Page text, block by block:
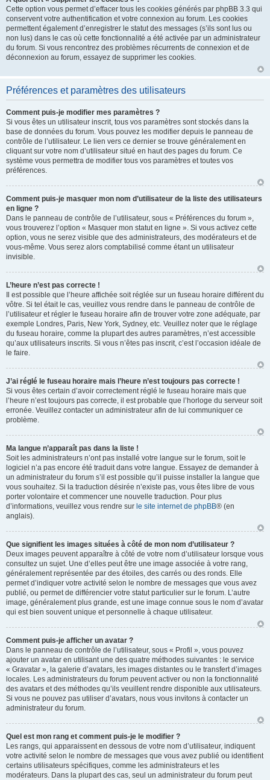
Cette option vous permet d’effacer tous les cookies générés par phpBB 3.3 qui
conservent votre authentification et votre connexion au forum. Les cookies
permettent également d’enregistrer le statut des messages (s’ils sont lus ou
non lus) dans le cas où cette fonctionnalité a été activée par un administrateur
du forum. Si vous rencontrez des problèmes récurrents de connexion et de
déconnexion au forum, essayez de supprimer les cookies.
Préférences et paramètres des utilisateurs
Comment puis-je modifier mes paramètres ?
Si vous êtes un utilisateur inscrit, tous vos paramètres sont stockés dans la
base de données du forum. Vous pouvez les modifier depuis le panneau de
contrôle de l’utilisateur. Le lien vers ce dernier se trouve généralement en
cliquant sur votre nom d’utilisateur situé en haut des pages du forum. Ce
système vous permettra de modifier tous vos paramètres et toutes vos
préférences.
Comment puis-je masquer mon nom d’utilisateur de la liste des utilisateurs
en ligne ?
Dans le panneau de contrôle de l’utilisateur, sous « Préférences du forum »,
vous trouverez l’option « Masquer mon statut en ligne ». Si vous activez cette
option, vous ne serez visible que des administrateurs, des modérateurs et de
vous-même. Vous serez alors comptabilisé comme étant un utilisateur
invisible.
L’heure n’est pas correcte !
Il est possible que l’heure affichée soit réglée sur un fuseau horaire différent du
vôtre. Si tel était le cas, veuillez vous rendre dans le panneau de contrôle de
l’utilisateur et régler le fuseau horaire afin de trouver votre zone adéquate, par
exemple Londres, Paris, New York, Sydney, etc. Veuillez noter que le réglage
du fuseau horaire, comme la plupart des autres paramètres, n’est accessible
qu’aux utilisateurs inscrits. Si vous n’êtes pas inscrit, c’est l’occasion idéale de
le faire.
J’ai réglé le fuseau horaire mais l’heure n’est toujours pas correcte !
Si vous êtes certain d’avoir correctement réglé le fuseau horaire mais que
l’heure n’est toujours pas correcte, il est probable que l’horloge du serveur soit
erronée. Veuillez contacter un administrateur afin de lui communiquer ce
problème.
Ma langue n’apparaît pas dans la liste !
Soit les administrateurs n’ont pas installé votre langue sur le forum, soit le
logiciel n’a pas encore été traduit dans votre langue. Essayez de demander à
un administrateur du forum s’il est possible qu’il puisse installer la langue que
vous souhaitez. Si la traduction désirée n’existe pas, vous êtes libre de vous
porter volontaire et commencer une nouvelle traduction. Pour plus
d’informations, veuillez vous rendre sur le site internet de phpBB® (en
anglais).
Que signifient les images situées à côté de mon nom d’utilisateur ?
Deux images peuvent apparaître à côté de votre nom d’utilisateur lorsque vous
consultez un sujet. Une d’elles peut être une image associée à votre rang,
généralement représentée par des étoiles, des carrés ou des ronds. Elle
permet d’indiquer votre activité selon le nombre de messages que vous avez
publié, ou permet de différencier votre statut particulier sur le forum. L’autre
image, généralement plus grande, est une image connue sous le nom d’avatar
qui est bien souvent unique et personnelle à chaque utilisateur.
Comment puis-je afficher un avatar ?
Dans le panneau de contrôle de l’utilisateur, sous « Profil », vous pouvez
ajouter un avatar en utilisant une des quatre méthodes suivantes : le service
« Gravatar », la galerie d’avatars, les images distantes ou le transfert d’images
locales. Les administrateurs du forum peuvent activer ou non la fonctionnalité
des avatars et des méthodes qu’ils veuillent rendre disponible aux utilisateurs.
Si vous ne pouvez pas utiliser d’avatars, nous vous invitons à contacter un
administrateur du forum.
Quel est mon rang et comment puis-je le modifier ?
Les rangs, qui apparaissent en dessous de votre nom d’utilisateur, indiquent
votre activité selon le nombre de messages que vous avez publié ou identifient
certains utilisateurs spécifiques, comme les administrateurs et les
modérateurs. Dans la plupart des cas, seul un administrateur du forum peut